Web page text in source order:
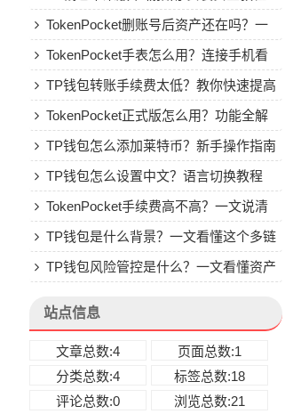
TokenPocket删账号后资产还在吗？一
文讲清楚
TokenPocket手表怎么用？连接手机看
行情教程
TP钱包转账手续费太低？教你快速提高
Gas费
TokenPocket正式版怎么用？功能全解
析与安全使用指南
TP钱包怎么添加莱特币？新手操作指南
TP钱包怎么设置中文？语言切换教程
TokenPocket手续费高不高？一文说清
楚TP钱包是什么背景？一文看懂这个多链
钱包的来头
TP钱包风险管控是什么？一文看懂资产
站点信息
文章总数:4
页面总数:1
分类总数:4
标签总数:18
评论总数:0
浏览总数:21